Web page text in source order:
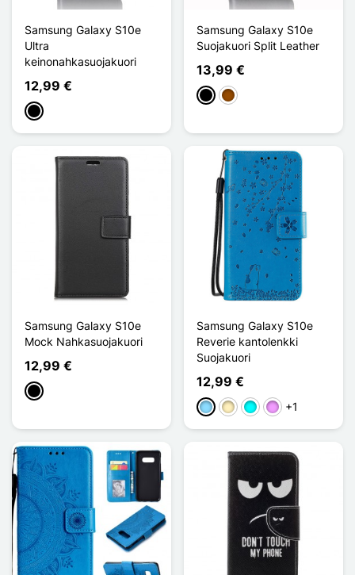
Samsung Galaxy S10e
Ultra
keinonahkasuojakuori
12,99 €
Musta
Samsung Galaxy S10e
Suojakuori Split Leather
13,99 €
MustaRuskea
Samsung Galaxy S10e
Mock Nahkasuojakuori
12,99 €
Musta
Samsung Galaxy S10e
Reverie kantolenkki
Suojakuori
12,99 €
Bleu Clair
DoréCyanViolet Clair
+1